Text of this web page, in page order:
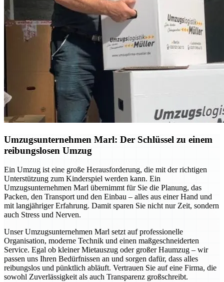
Umzugsunternehmen Marl: Der Schlüssel zu einem
reibungslosen Umzug
Ein Umzug ist eine große Herausforderung, die mit der richtigen
Unterstützung zum Kinderspiel werden kann. Ein
Umzugsunternehmen Marl übernimmt für Sie die Planung, das
Packen, den Transport und den Einbau – alles aus einer Hand und
mit langjähriger Erfahrung. Damit sparen Sie nicht nur Zeit, sondern
auch Stress und Nerven.
Unser Umzugsunternehmen Marl setzt auf professionelle
Organisation, moderne Technik und einen maßgeschneiderten
Service. Egal ob kleiner Mietauszug oder großer Haumzug – wir
passen uns Ihren Bedürfnissen an und sorgen dafür, dass alles
reibungslos und pünktlich abläuft. Vertrauen Sie auf eine Firma, die
sowohl Zuverlässigkeit als auch Transparenz großschreibt.